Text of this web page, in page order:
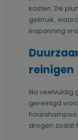
kasten. De
gebruik,
inspanning
reinigen
Na veelvuldig
gereinigd
drogen zodat